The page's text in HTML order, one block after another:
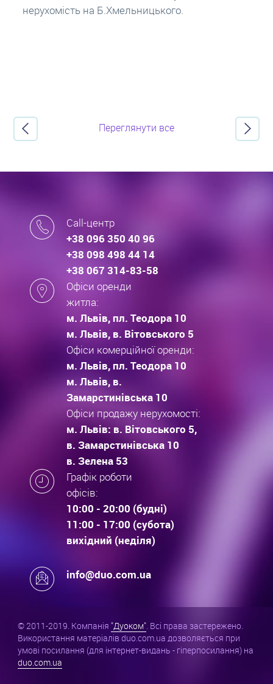
про іпотечні кредити.
Переглянути все
Call-центр
+38 096 350 40 96
+38 098 498 44 14
+38 067 314-83-58
Офіси оренди
житла:
м. Львів, пл. Теодора 10
м. Львів, в. Вітовського 5
Офіси комерційної оренди:
м. Львів, пл. Теодора 10
м. Львів, в.
Замарстинівська 10
Офіси продажу нерухомості:
м. Львів: в. Вітовського 5,
в. Замарстинівська 10
в. Зелена 53
Графік роботи
офісів:
10:00 - 20:00 (будні)
11:00 - 17:00 (субота)
вихідний (неділя)
info@duo.com.ua
© 2011-2019. Компанія "Дуоком". Всі права застережено.
Використання матеріалів duo.com.ua дозволяється при
умові посилання (для інтернет-видань - гіперпосилання) на
duo.com.ua